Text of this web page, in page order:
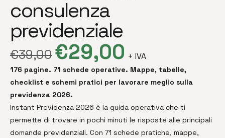
consulenza
previdenziale
€39,00€29,00 + IVA
176 pagine. 71 schede operative. Mappe, tabelle,
checklist e schemi pratici per lavorare meglio sulla
previdenza 2026.
Instant Previdenza 2026 è la guida operativa che ti
permette di trovare in pochi minuti le risposte alle principali
domande previdenziali. Con 71 schede pratiche, mappe,